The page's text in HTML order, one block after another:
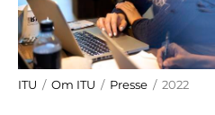
ITU / Om ITU / Presse / 2022